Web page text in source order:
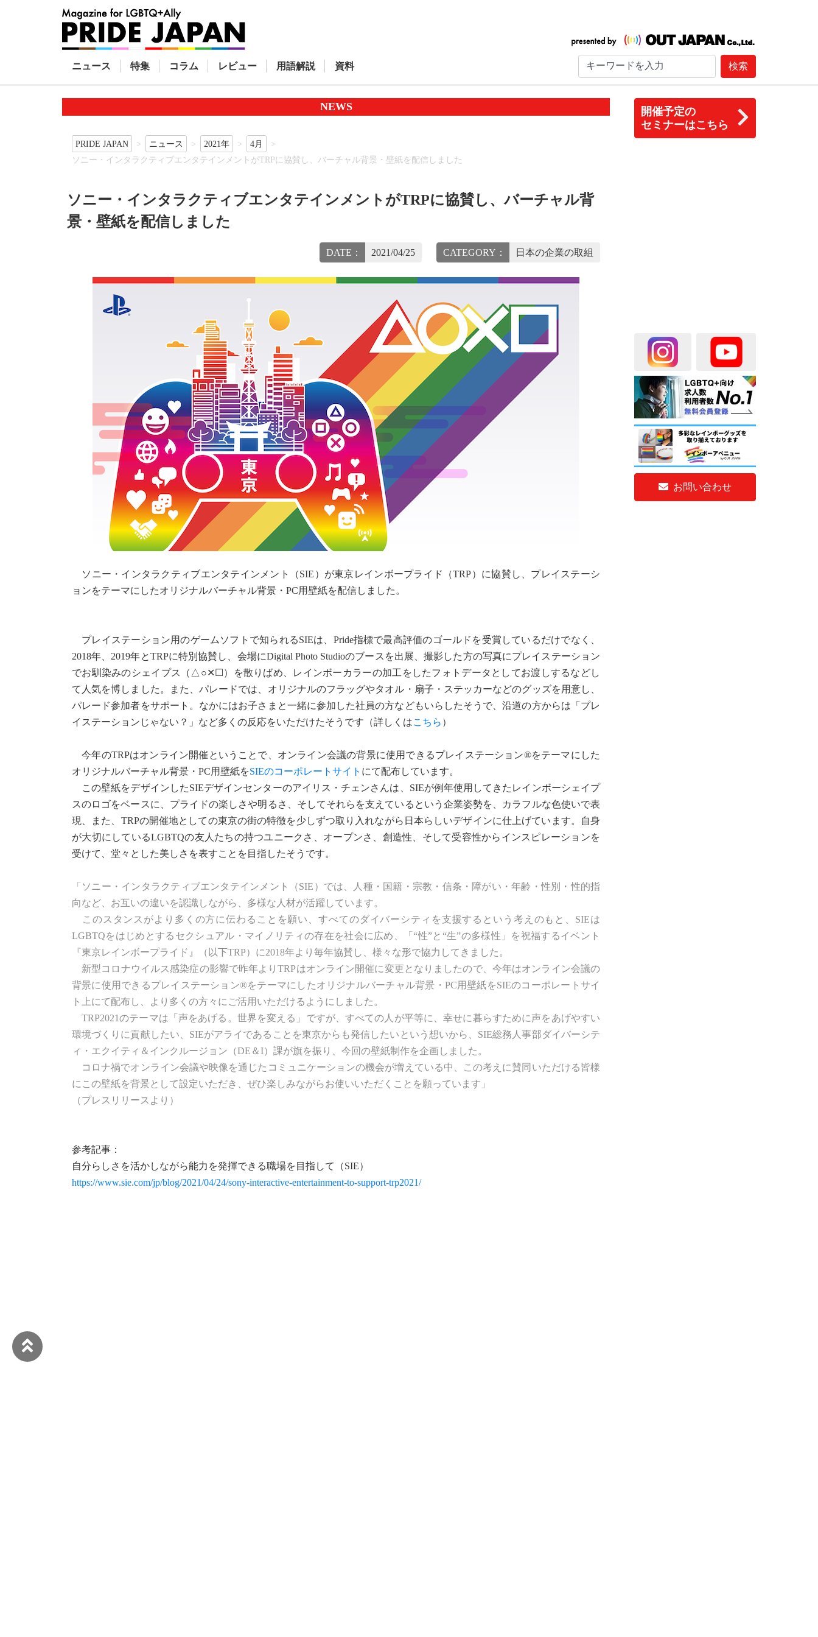
ニュース 特集 コラム レビュー 用語解説 資料 検索
開催予定の
セミナーはこちら
お問い合わせ
NEWS
PRIDE JAPAN ニュース 2021年
4月
ソニー・インタラクティブエンタテインメントがTRPに協賛し、バーチャル背景・壁紙を配信しました
ソニー・インタラクティブエンタテインメントがTRPに協賛し、バーチャル背
景・壁紙を配信しました
DATE： 2021/04/25 CATEGORY： 日本の企業の取組
ソニー・インタラクティブエンタテインメント（SIE）が東京レインボープライド（TRP）に協賛し、プレイステーシ
ョンをテーマにしたオリジナルバーチャル背景・PC用壁紙を配信しました。
プレイステーション用のゲームソフトで知られるSIEは、Pride指標で最高評価のゴールドを受賞しているだけでなく、
2018年、2019年とTRPに特別協賛し、会場にDigital Photo Studioのブースを出展、撮影した方の写真にプレイステーション
でお馴染みのシェイプス（△○✕☐）を散りばめ、レインボーカラーの加工をしたフォトデータとしてお渡しするなどし
て人気を博しました。また、パレードでは、オリジナルのフラッグやタオル・扇子・ステッカーなどのグッズを用意し、
パレード参加者をサポート。なかにはお子さまと一緒に参加した社員の方などもいらしたそうで、沿道の方からは「プレ
イステーションじゃない？」など多くの反応をいただけたそうです（詳しくはこちら ）
今年のTRPはオンライン開催ということで、オンライン会議の背景に使用できるプレイステーション®をテーマにした
オリジナルバーチャル背景・PC用壁紙をSIEのコーポレートサイト にて配布しています。
この壁紙をデザインしたSIEデザインセンターのアイリス・チェンさんは、SIEが例年使用してきたレインボーシェイプ
スのロゴをベースに、プライドの楽しさや明るさ、そしてそれらを支えているという企業姿勢を、カラフルな色使いで表
現、また、TRPの開催地としての東京の街の特徴を少しずつ取り入れながら日本らしいデザインに仕上げています。自身
が大切にしているLGBTQの友人たちの持つユニークさ、オープンさ、創造性、そして受容性からインスピレーションを
受けて、堂々とした美しさを表すことを目指したそうです。
「ソニー・インタラクティブエンタテインメント（SIE）では、人種・国籍・宗教・信条・障がい・年齢・性別・性的指
向など、お互いの違いを認識しながら、多様な人材が活躍しています。
このスタンスがより多くの方に伝わることを願い、すべてのダイバーシティを支援するという考えのもと、SIEは
LGBTQをはじめとするセクシュアル・マイノリティの存在を社会に広め、「“性”と“生”の多様性」を祝福するイベント
『東京レインボープライド』（以下TRP）に2018年より毎年協賛し、様々な形で協力してきました。
新型コロナウイルス感染症の影響で昨年よりTRPはオンライン開催に変更となりましたので、今年はオンライン会議の
背景に使用できるプレイステーション®をテーマにしたオリジナルバーチャル背景・PC用壁紙をSIEのコーポレートサイ
ト上にて配布し、より多くの方々にご活用いただけるようにしました。
TRP2021のテーマは「声をあげる。世界を変える」ですが、すべての人が平等に、幸せに暮らすために声をあげやすい
環境づくりに貢献したい、SIEがアライであることを東京からも発信したいという想いから、SIE総務人事部ダイバーシテ
ィ・エクイティ＆インクルージョン（DE＆I）課が旗を振り、今回の壁紙制作を企画しました。
コロナ禍でオンライン会議や映像を通じたコミュニケーションの機会が増えている中、この考えに賛同いただける皆様
にこの壁紙を背景として設定いただき、ぜひ楽しみながらお使いいただくことを願っています」
（プレスリリースより）
参考記事：
自分らしさを活かしながら能力を発揮できる職場を目指して（SIE）
https://www.sie.com/jp/blog/2021/04/24/sony-interactive-entertainment-to-support-trp2021/